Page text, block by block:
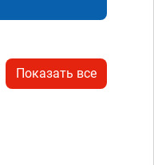
Показать все